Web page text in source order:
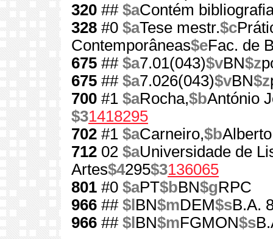
320 ## $aContém
328 #0 $aTese mestr.$c
Contemporâneas$eFac. de
675 ## $a7.01(043)$vBN$z
675 ## $a7.026(043)$vBN$z
700 #1 $aRocha,$bAntónio
$31418295
702 #1 $aCarneiro,$b
712 02 $aUniversidade de
Artes$4295$3136065
801 #0 $aPT$bBN$gRPC
966 ## $l BN$mDEM$sB.A.
966 ## $l BN$mFGMON$s